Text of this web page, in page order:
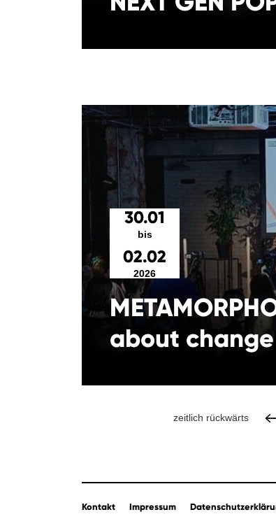
30.01
bis
02.02
2026
about change
zeitlich rückwärts
Kontakt Impressum